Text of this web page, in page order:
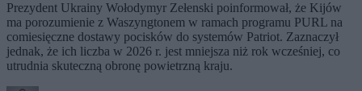
Prezydent Ukrainy Wołodymyr Zełenski poinformował, że Kijów
ma porozumienie z Waszyngtonem w ramach programu PURL na
comiesięczne dostawy pocisków do systemów Patriot. Zaznaczył
jednak, że ich liczba w 2026 r. jest mniejsza niż rok wcześniej, co
utrudnia skuteczną obronę powietrzną kraju.